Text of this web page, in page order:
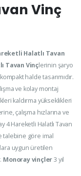
Vinç
Halatlı Tavan
Tavan Vinçlerinin şaryo
halde tasarımıdır.
ve kolay montaj
kaldırma yükseklikleri
çalışma hızlarına ve
4 Hareketli Halatlı Tavan
talebine göre imal
uygun üretilen
Monoray vinçler3 yıl